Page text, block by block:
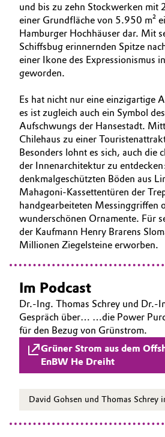
und bis zu zehn Stockwerken mit
einer Grundfläche von 5.950 m²
Hamburger Hochhäuser dar. Mit
Schiffsbug erinnernden Spitze
einer Ikone des Expressionismus
geworden.
Es hat nicht nur eine einzigartige
es ist zugleich auch ein Symbol
Aufschwungs der Hansestadt.
Chilehaus zu einer
Besonders lohnt es sich, auch die
der Innenarchitektur zu
denkmalgeschützten Böden aus
Mahagoni-Kassettentüren der
handgearbeiteten Messinggriffen
wunderschönen Ornamente. Für
der Kaufmann Henry Brarens
Millionen Ziegelsteine erworben.
Im Podcast
Dr.-Ing. Thomas Schrey und Dr.-
Gespräch über… …die Power
für den Bezug von Grünstrom.
Grüner Strom aus dem
EnBW He Dreiht
David Gohsen und Thomas Schrey